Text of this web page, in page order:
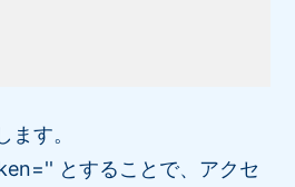
す。
とすることで、アクセ